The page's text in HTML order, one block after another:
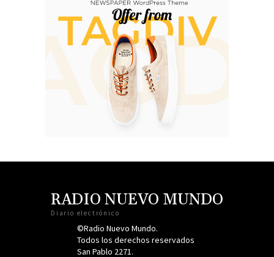
RADIO NUEVO MUNDO
Diario electrónico
©Radio Nuevo Mundo.
Todos los derechos reservados
San Pablo 2271.